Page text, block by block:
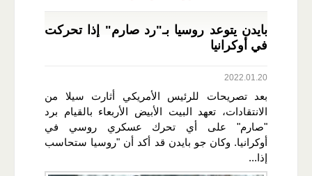
بايدن يتوعد روسيا بـ"رد صارم" إذا تحركت
في أوكرانيا
2022.01.20
بعد تصريحات للرئيس الأمريكي أثارت سيلا من
الانتقادات، تعهد البيت الأبيض الأربعاء بالقيام برد
"صارم" على أي تحرك عسكري روسي في
أوكرانيا. وكان جو بايدن قد أكد أن "روسيا ستحاسب
إذا...